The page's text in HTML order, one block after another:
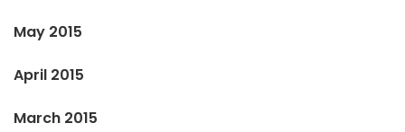
May 2015
April 2015
March 2015